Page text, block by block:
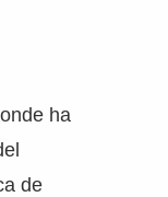
ha
de